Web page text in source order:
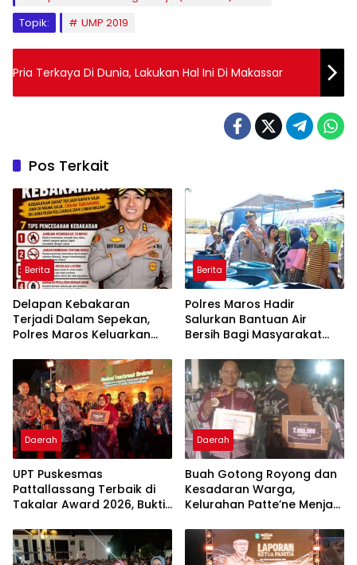
Topik:
UMP 2019
Pria Terkaya Di Dunia, Lakukan Hal Ini Di Makassar
Pos Terkait
Berita
Delapan Kebakaran
Terjadi Dalam Sepekan,
Polres Maros Keluarkan
Masyarakat
Berita
Polres Maros Hadir
Salurkan Bantuan Air
Bersih Bagi Masyarakat
Di Maros
Daerah
UPT Puskesmas
Pattallassang Terbaik di
Takalar Award 2026, Bukti
Pelayanan Kesehatan
Berkualitas
Daerah
Buah Gotong Royong dan
Kesadaran Warga,
Kelurahan Patte’ne Menjadi
2026